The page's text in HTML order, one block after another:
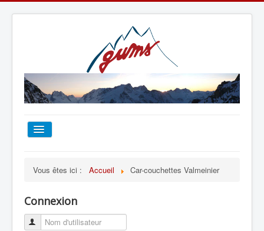
ESCALADE
Vous êtes ici : Accueil Car-couchettes Valmeinier
Connexion